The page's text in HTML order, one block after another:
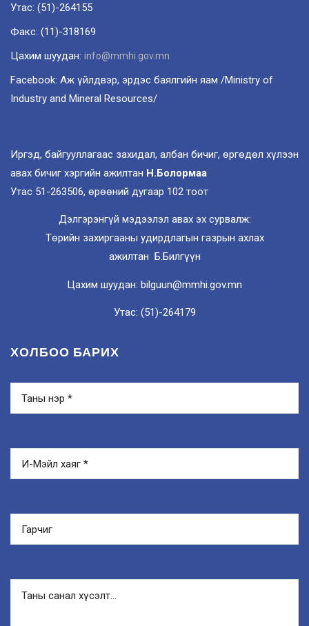
Утас: (51)-264155
Факс: (11)-318169
Цахим шуудан: info@mmhi.gov.mn
Facebook: Аж үйлдвэр, эрдэс баялгийн яам /Ministry of
Industry and Mineral Resources/
Иргэд, байгууллагаас захидал, албан бичиг, өргөдөл хүлээн
авах бичиг хэргийн ажилтан Н.Болормаа
Утас 51-263506, өрөөний дугаар 102 тоот
Дэлгэрэнгүй мэдээлэл авах эх сурвалж:
Төрийн захиргааны удирдлагын газрын ахлах
ажилтан Б.Билгүүн
Цахим шуудан: bilguun@mmhi.gov.mn
Утас: (51)-264179
ХОЛБОО БАРИХ